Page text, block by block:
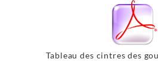
Tableau des cintres des